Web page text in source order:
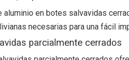
aluminio en botes salvavidas
necesarias para una fácil
parcialmente cerrados